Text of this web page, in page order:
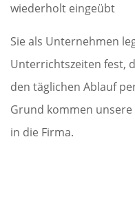
wiederholt eingeübt
Sie als Unternehmen
Unterrichtszeiten fest,
den täglichen Ablauf
Grund kommen
in die Firma.